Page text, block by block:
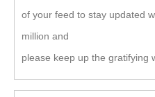
of your feed to stay updated
million and
please keep up the gratifying